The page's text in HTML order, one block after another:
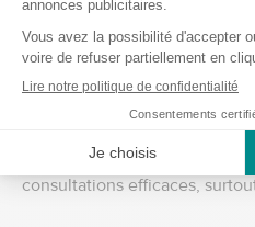
d’examen et, si nécessaire,
nouveaux qui offrent un
pour les professionnels de
consultations efficaces,